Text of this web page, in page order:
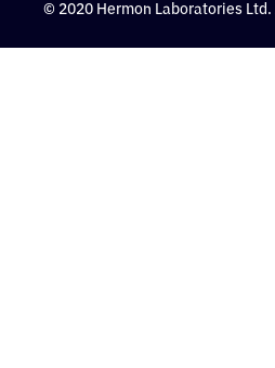
© 2020 Hermon Laboratories Ltd.